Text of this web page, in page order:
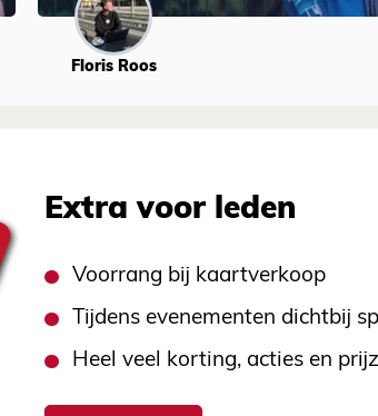
Floris Roos
Extra voor leden
Voorrang bij kaartverkoop
Tijdens evenementen dichtbij
Heel veel korting, acties en